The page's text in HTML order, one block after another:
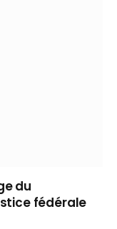
du
fédérale